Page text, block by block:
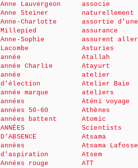
Anne Lauvergeon
Anne Steiner
Anne-Charlotte
Millepied
Anne-Sophie
Lacombe
année
année Charlie
année
d’élection
année marque
années
années 50-60
années battent
ANNÉES
D’ABSENCE
années
d’aspiration
Années rouge
associe
naturellement
assortie d’une
assurance
assurent aller
Asturies
Atallah
Atayurt
atelier
Atelier Baie
ateliers
Aténi voyage
Athènes
Atomic
Scientists
Atsama
Atsama Lafosse
Atsem
ATT